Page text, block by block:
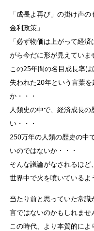
「成長よ再び」の掛け声
金利政策」
「必ず物価は上がって経
がら今だに形が見えていま
この25年間の名目成長率は
失われた20年という言葉
か・・・
人類史の中で、経済成長
い・・・
250万年の人類の歴史の中
いのではないか・・・
そんな議論がなされるほ
世界中で火を噴いているよ
当たり前と思っていた常
言ではないのかもしれませ
この時代、より本質的に